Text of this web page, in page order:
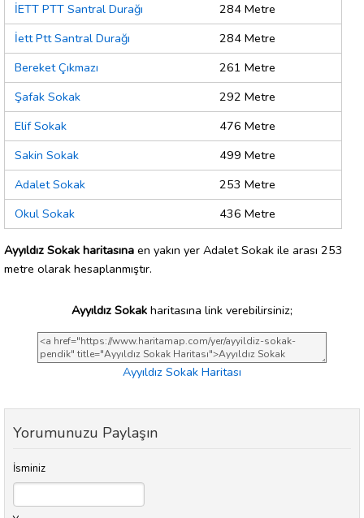
İETT PTT Santral Durağı
284 Metre
İett Ptt Santral Durağı
284 Metre
Bereket Çıkmazı
261 Metre
Şafak Sokak
292 Metre
Elif Sokak
476 Metre
Sakin Sokak
499 Metre
Adalet Sokak
253 Metre
Okul Sokak
436 Metre
Ayyıldız Sokak haritasına en yakın yer Adalet Sokak ile arası 253
metre olarak hesaplanmıştır.
Ayyıldız Sokak haritasına link verebilirsiniz;
Ayyıldız Sokak Haritası
Yorumunuzu Paylaşın
İsminiz